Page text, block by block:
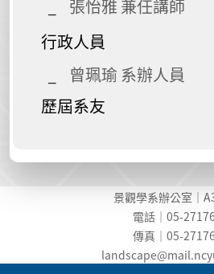
張怡雅 兼任講師
行政人員
曾珮瑜 系辦人員
歷屆系友
景觀學系辦公室｜
電話｜05-
傳真｜05-